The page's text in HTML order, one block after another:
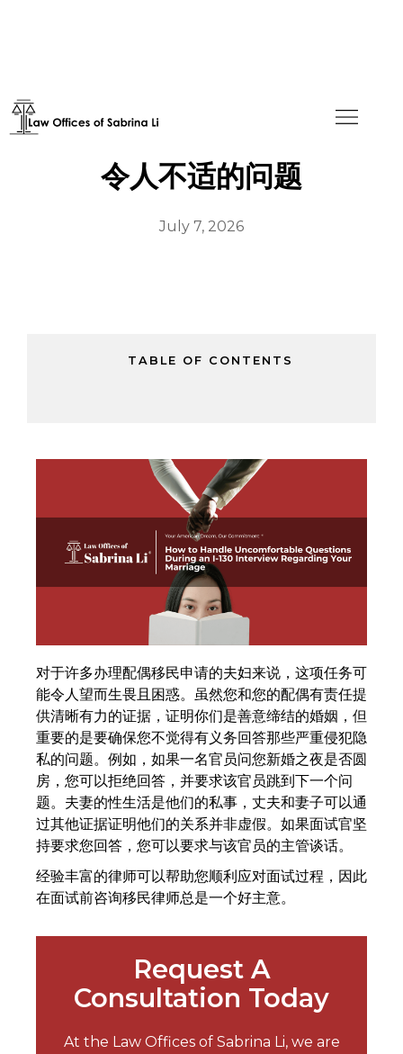
如何在I-130婚姻面试中应对
令人不适的问题
July 7, 2026
TABLE OF CONTENTS
对于许多办理配偶移民申请的夫妇来说，这项任务可
能令人望而生畏且困惑。虽然您和您的配偶有责任提
供清晰有力的证据，证明你们是善意缔结的婚姻，但
重要的是要确保您不觉得有义务回答那些严重侵犯隐
私的问题。例如，如果一名官员问您新婚之夜是否圆
房，您可以拒绝回答，并要求该官员跳到下一个问
题。夫妻的性生活是他们的私事，丈夫和妻子可以通
过其他证据证明他们的关系并非虚假。如果面试官坚
持要求您回答，您可以要求与该官员的主管谈话。
经验丰富的律师可以帮助您顺利应对面试过程，因此
在面试前咨询移民律师总是一个好主意。
Request A
Consultation Today
At the Law Offices of Sabrina Li, we are